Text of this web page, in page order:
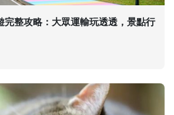
完整攻略：大眾運輸玩透透，景點行